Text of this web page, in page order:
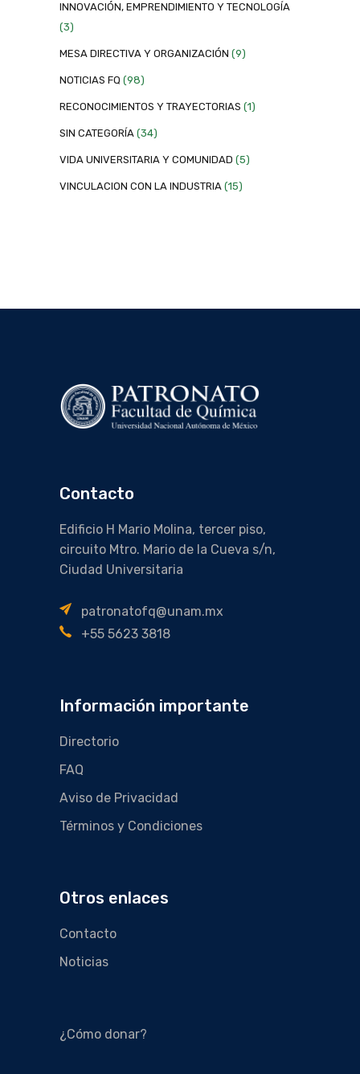
INNOVACIÓN, EMPRENDIMIENTO Y TECNOLOGÍA
(3)
MESA DIRECTIVA Y ORGANIZACIÓN (9)
NOTICIAS FQ (98)
RECONOCIMIENTOS Y TRAYECTORIAS (1)
SIN CATEGORÍA (34)
VIDA UNIVERSITARIA Y COMUNIDAD (5)
VINCULACION CON LA INDUSTRIA (15)
Contacto
Edificio H Mario Molina, tercer piso,
circuito Mtro. Mario de la Cueva s/n,
Ciudad Universitaria
patronatofq@unam.mx
+55 5623 3818
Información importante
Directorio
FAQ
Aviso de Privacidad
Términos y Condiciones
Otros enlaces
Contacto
Noticias
¿Cómo donar?